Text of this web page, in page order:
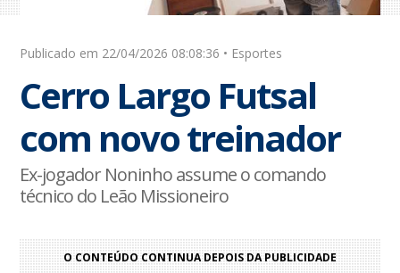
Publicado em 22/04/2026 08:08:36 • Esportes
Cerro Largo Futsal
com novo treinador
Ex-jogador Noninho assume o comando
técnico do Leão Missioneiro
O CONTEÚDO CONTINUA DEPOIS DA PUBLICIDADE